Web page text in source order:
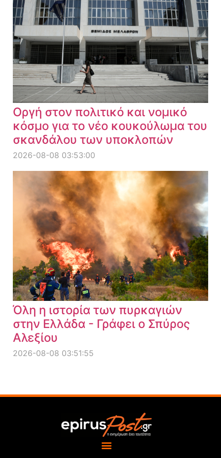
Οργή στον πολιτικό και νομικό
κόσμο για το νέο κουκούλωμα του
σκανδάλου των υποκλοπών
2026-08-08 03:53:00
Όλη η ιστορία των πυρκαγιών
στην Ελλάδα - Γράφει ο Σπύρος
Αλεξίου
2026-08-08 03:51:55